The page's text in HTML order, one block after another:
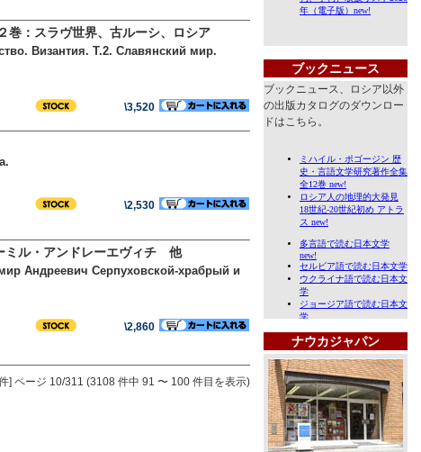
：スラヴ世界、古ルーシ、ロシア
Византия. Т.2. Славянский мир.
\3,520
\2,530
ミル・アンドレーエヴィチ 他
Андреевич Серпуховской-храбрый и
\2,860
] ページ 10/311 (3108 件中 91 〜 100 件目を表示)
ブックニュース
ブックニュース、ロシア以外
の出版カタログのダウンロー
ドはこちら。
ナウカジャパン